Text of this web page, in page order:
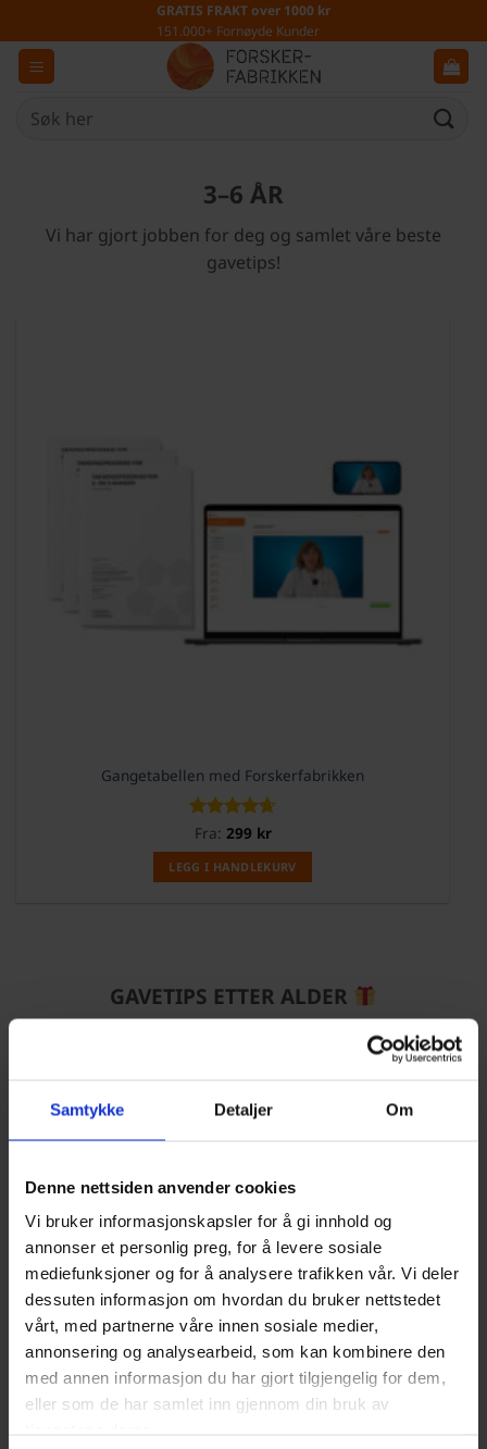
Samtykke Detaljer Om
Denne nettsiden anvender cookies
Vi bruker informasjonskapsler for å gi innhold og
annonser et personlig preg, for å levere sosiale
mediefunksjoner og for å analysere trafikken vår. Vi deler
dessuten informasjon om hvordan du bruker nettstedet
vårt, med partnerne våre innen sosiale medier,
annonsering og analysearbeid, som kan kombinere den
med annen informasjon du har gjort tilgjengelig for dem,
eller som de har samlet inn gjennom din bruk av
to
content
GRATIS FRAKT over 1000 kr
151.000+ Fornøyde Kunder
Søk
3–6 ÅR
Vi har gjort jobben for deg og samlet våre beste
gavetips!
Gangetabellen med Forskerfabrikken
Vurdert
4.67av 5
Fra: 299 kr
LEGG I HANDLEKURV
GAVETIPS ETTER ALDER
Vi har gjort jobben for deg og samlet våre beste